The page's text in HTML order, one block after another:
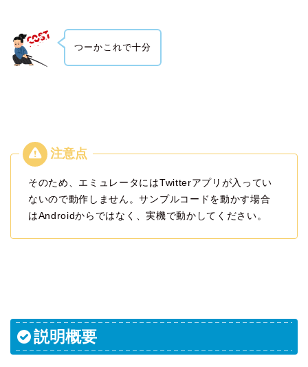
つーかこれで十分
そのため、エミュレータにはTwitterアプリが入ってい
ないので動作しません。サンプルコードを動かす場合
はAndroidからではなく、実機で動かしてください。
説明概要